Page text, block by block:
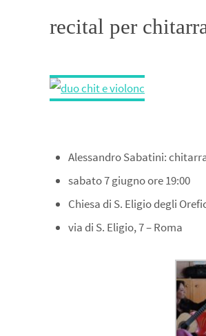
recital per
Alessandro Sabatini:
sabato 7 giugno ore 19:00
Chiesa di S. Eligio degli
via di S. Eligio, 7 – Roma